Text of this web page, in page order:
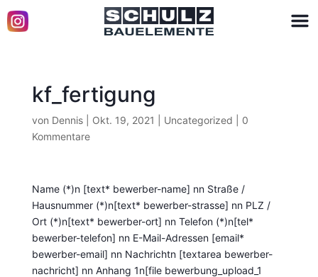
kf_fertigung
von Dennis| Okt. 19, 2021 Uncategorized
0
Kommentare
Name (*)n [text* bewerber-name] nnStraße /
Hausnummer (*)n[text* bewerber-strasse] nnPLZ /
Ort (*)n[text* bewerber-ort] nnTelefon (*)n[tel*
bewerber-telefon] nnE-Mail-Adressen [email*
bewerber-email] nnNachrichtn [textarea bewerber-
nachricht] nnAnhang 1n[file bewerbung_upload_1